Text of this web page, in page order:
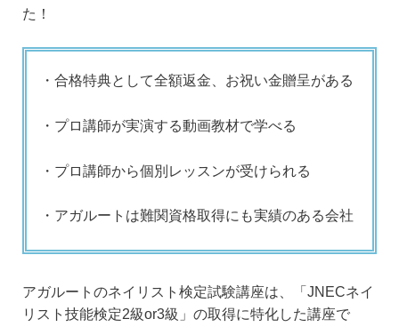
た！
・合格特典として全額返金、お祝い金贈呈がある
・プロ講師が実演する動画教材で学べる
・プロ講師から個別レッスンが受けられる
・アガルートは難関資格取得にも実績のある会社
アガルートのネイリスト検定試験講座は、「JNECネイ
リスト技能検定2級or3級」の取得に特化した講座で